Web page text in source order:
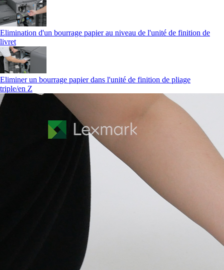
Elimination d'un bourrage papier au niveau de l'unité de finition de
livret
Eliminer un bourrage papier dans l'unité de finition de pliage
triple/en Z